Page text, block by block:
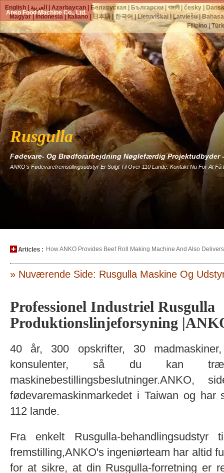
Anko Food Machine Co., Ltd.
Rusgulla
Fødevare- Og Brødforarbejdning Nøglefærdig Projektudbyder
ANKO's Fødevarefremstillingsudstyr Er Solgt Til Over 110 Lande. Kontakt Nu For At Få
How ANKO Provides Beef Roll Making Machine And Also
» Nuværende Side: Rusgulla Maskine Og
Professionel Industriel Rusgulla
Produktionslinjeforsyning
40 år, 300 opskrifter, 30
konsulenter, så du kan
fødevaremaskinmarkedet i Taiwan og
112 lande.
Fra enkelt Rusgulla-behandlingsudstyr
fremstilling,ANKO's ingeniørteam har altid
for at sikre, at din Rusgulla-forretning er
English العربية |Azərbaycan Беларуская Български |বাঙ্গালী|česky
Magyar|Indonesia| Italiano| 日本語|한국어|Lietuviškai|Latviešu|
Filipino|